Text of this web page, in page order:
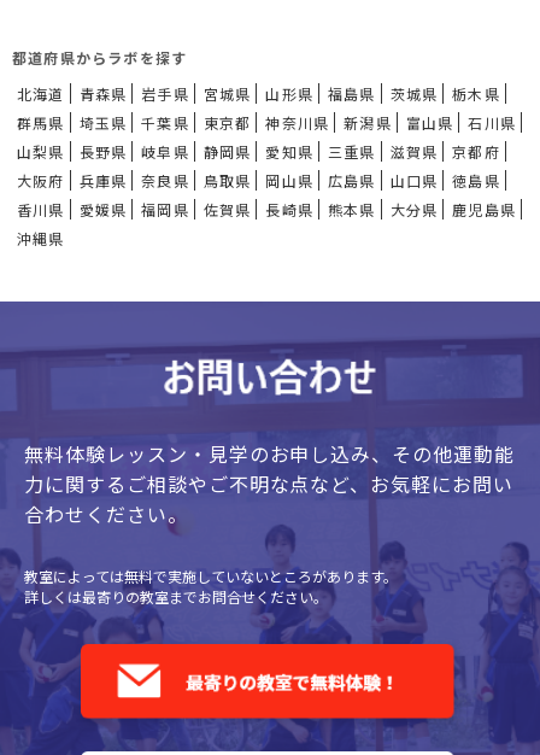
都道府県からラボを探す
北海道
青森県 岩手県 宮城県 山形県 福島県 茨城県
栃木県
群馬県
埼玉県 千葉県 東京都 神奈川県 新潟県 富山県
石川県
山梨県
長野県 岐阜県 静岡県 愛知県 三重県 滋賀県
京都府
大阪府
兵庫県 奈良県 鳥取県 岡山県 広島県 山口県
徳島県
香川県
愛媛県 福岡県 佐賀県 長崎県 熊本県 大分県
鹿児島県
沖縄県
無料体験レッスン・見学のお申し込み、 その他運動能
力に関するご相談やご不明な点など、 お気軽にお問い
合わせください。
教室によっては無料で実施していないところがあります。
詳しくは最寄りの教室までお問合せください。